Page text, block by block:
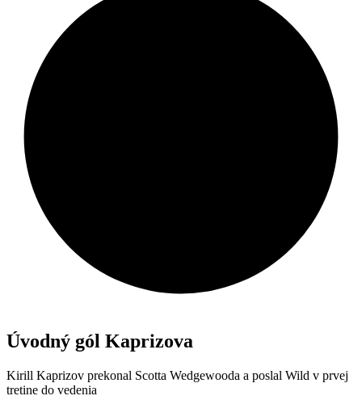
Úvodný gól Kaprizova
Kirill Kaprizov prekonal Scotta Wedgewooda a poslal Wild v prvej
tretine do vedenia